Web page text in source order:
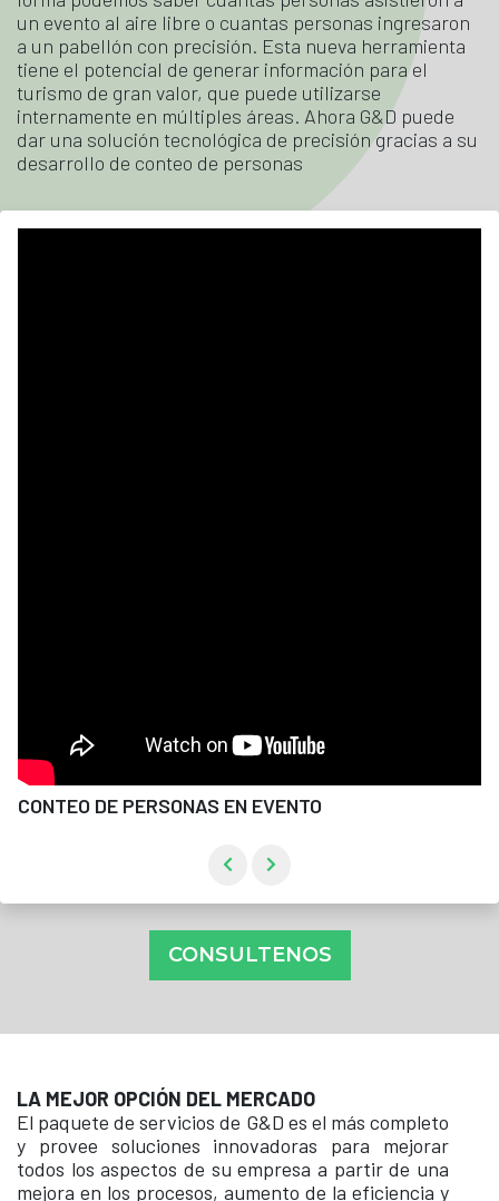
un evento al aire libre o cuantas personas ingresaron
a un pabellón con precisión. Esta nueva herramienta
tiene el potencial de generar información para el
turismo de gran valor, que puede utilizarse
internamente en múltiples áreas. Ahora G&D puede
dar una solución tecnológica de precisión gracias a su
desarrollo de conteo de personas
CONTEO DE PERSONAS EN EVENTO
CONSULTENOS
LA MEJOR OPCIÓN DEL MERCADO
El paquete de servicios de G&D es el más completo
y provee soluciones innovadoras para mejorar
todos los aspectos de su empresa a partir de una
mejora en los procesos, aumento de la eficiencia y